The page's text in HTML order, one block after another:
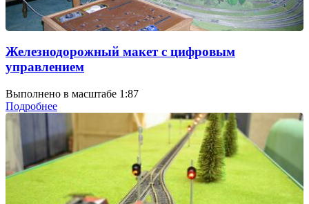
Железнодорожный макет с цифровым
управлением
Выполнено в масштабе 1:87
Подробнее